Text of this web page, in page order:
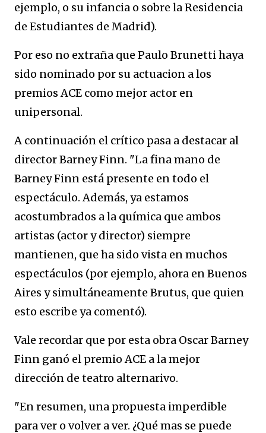
ejemplo, o su infancia o sobre la Residencia
de Estudiantes de Madrid).
Por eso no extraña que Paulo Brunetti haya
sido nominado por su actuacion a los
premios ACE como mejor actor en
unipersonal.
A continuación el crítico pasa a destacar al
director Barney Finn. "La fina mano de
Barney Finn está presente en todo el
espectáculo. Además, ya estamos
acostumbrados a la química que ambos
artistas (actor y director) siempre
mantienen, que ha sido vista en muchos
espectáculos (por ejemplo, ahora en Buenos
Aires y simultáneamente Brutus, que quien
esto escribe ya comentó).
Vale recordar que por esta obra Oscar Barney
Finn ganó el premio ACE a la mejor
dirección de teatro alternarivo.
"En resumen, una propuesta imperdible
para ver o volver a ver. ¿Qué mas se puede